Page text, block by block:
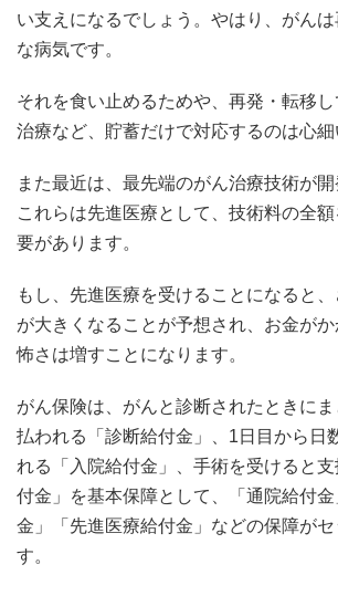
い支えになるでしょう。やはり、がん
な病気です。
それを食い止めるためや、再発・転移
治療など、貯蓄だけで対応するのは心細
また最近は、最先端のがん治療技術が開
これらは先進医療として、技術料の全
要があります。
もし、先進医療を受けることになると
が大きくなることが予想され、お金が
怖さは増すことになります。
がん保険は、がんと診断されたときに
払われる「診断給付金」、1日目から日
れる「入院給付金」、手術を受けると
付金」を基本保障として、「通院給付
金」「先進医療給付金」などの保障がセ
す。